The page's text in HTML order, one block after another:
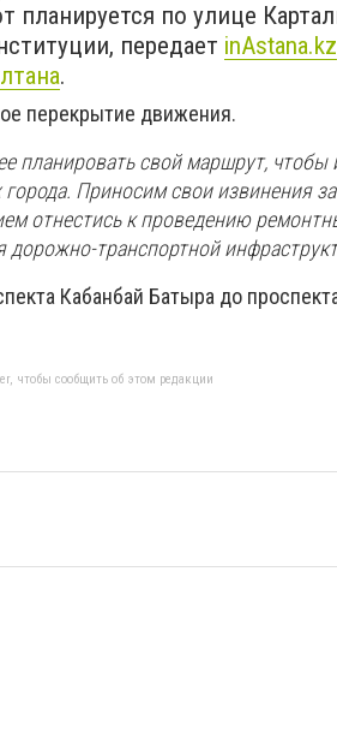
планируется по улице
передает inAstana.kz
.
перекрытие движения.
планировать свой маршрут, чтобы
Приносим свои извинения за
отнестись к проведению
транспортной
Кабанбай Батыра до
чтобы сообщить об этом редакции